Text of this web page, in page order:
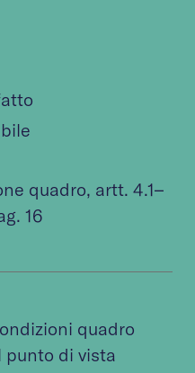
quadro, artt. 4.1–
16
quadro
punto di vista